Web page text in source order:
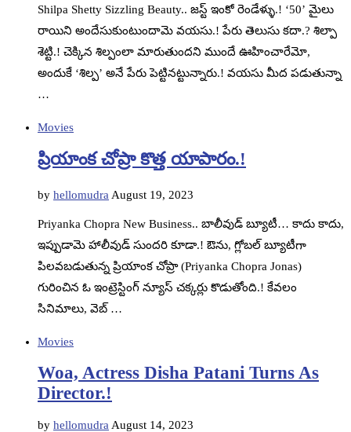
Shilpa Shetty Sizzling Beauty.. జస్ట్ ఇంకో రెండేళ్ళు.! ‘50’ మైలు
రాయిని అందేసుకుంటుందామె వయసు.! పేరు తెలుసు కదా.? శిల్పా
శెట్టి.! చెక్కిన శిల్పంలా మారుతుందని ముందే ఊహించారేమో,
అందుకే ‘శిల్ప’ అనే పేరు పెట్టినట్టున్నారు.! వయసు మీద పడుతున్నా
…
Movies
ప్రియాంక చోప్రా కొత్త యాపారం.!
by hellomudra August 19, 2023
Priyanka Chopra New Business.. బాలీవుడ్ బ్యూటీ… కాదు కాదు,
ఇప్పుడామె హాలీవుడ్ సుందరి కూడా.! ఔను, గ్లోబల్ బ్యూటీగా
పిలవబడుతున్న ప్రియాంక చోప్రా (Priyanka Chopra Jonas)
గురించిన ఓ ఇంట్రెస్టింగ్ న్యూస్ చక్కర్లు కొడుతోంది.! కేవలం
సినిమాలు, వెబ్ …
Movies
Woa, Actress Disha Patani Turns As
Director.!
by hellomudra August 14, 2023